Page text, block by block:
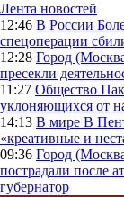
Лента новостей
12:46 В России
спецоперации
12:28 Город
пресекли
11:27 Общество
уклоняющихся от
14:13 В мире В
«креативные и
09:36 Город
пострадали после
губернатор